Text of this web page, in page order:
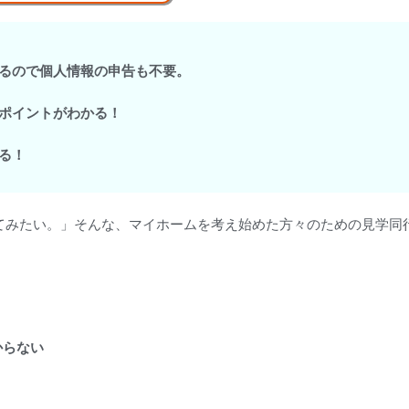
ので個人情報の申告も不要。
イントがわかる！
！
たい。」そんな、マイホームを考え始めた方々のための見学同
ない